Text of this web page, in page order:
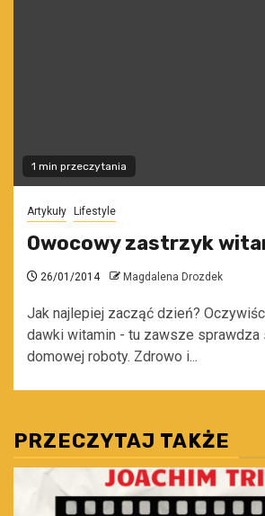
1 min przeczytania
Artykuły Lifestyle
Owocowy zastrzyk
26/01/2014 Magdalena Drozdek
Jak najlepiej zacząć dzień?
dawki witamin - tu zawsze
domowej roboty. Zdrowo i...
PRZECZYTAJ TAKŻE